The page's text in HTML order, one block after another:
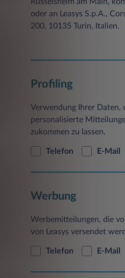
Rüsselsheim am Main,
oder an Leasys S.p.A.,
200, 10135 Turin, Italien.
Profiling
Verwendung Ihrer Daten,
personalisierte
zukommen zu lassen.
Telefon E-Mail
Werbung
Werbemitteilungen, die
von Leasys versendet
Telefon E-Mail